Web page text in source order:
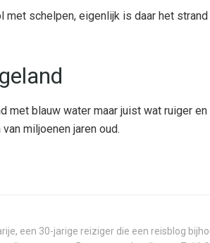
met schelpen, eigenlijk is daar het
met blauw water maar juist wat ruiger
miljoenen jaren oud.
een 30-jarige reiziger die een reisblog